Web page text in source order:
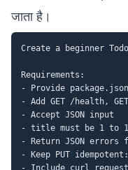
जाता है।
Create a beginner
Requirements:
- Provide
- Add GET /health,
- Accept JSON input
- title must be 1 to
- Return JSON errors
- Keep PUT